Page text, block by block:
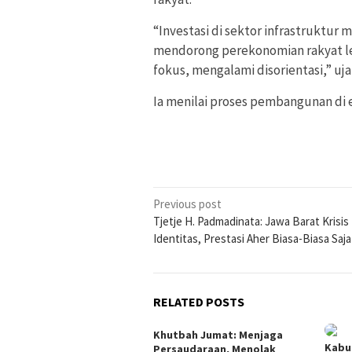
“Investasi di sektor infrastruktur
mendorong perekonomian rakyat
fokus, mengalami disorientasi,”
Ia menilai proses pembangunan
Post
navigation
Previous post
Tjetje H. Padmadinata: Jawa Barat Krisis
Identitas, Prestasi Aher Biasa-Biasa Saja
RELATED POSTS
Khutbah Jumat: Menjaga
Persaudaraan, Menolak